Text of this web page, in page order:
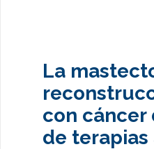
La
con cáncer
de terapias